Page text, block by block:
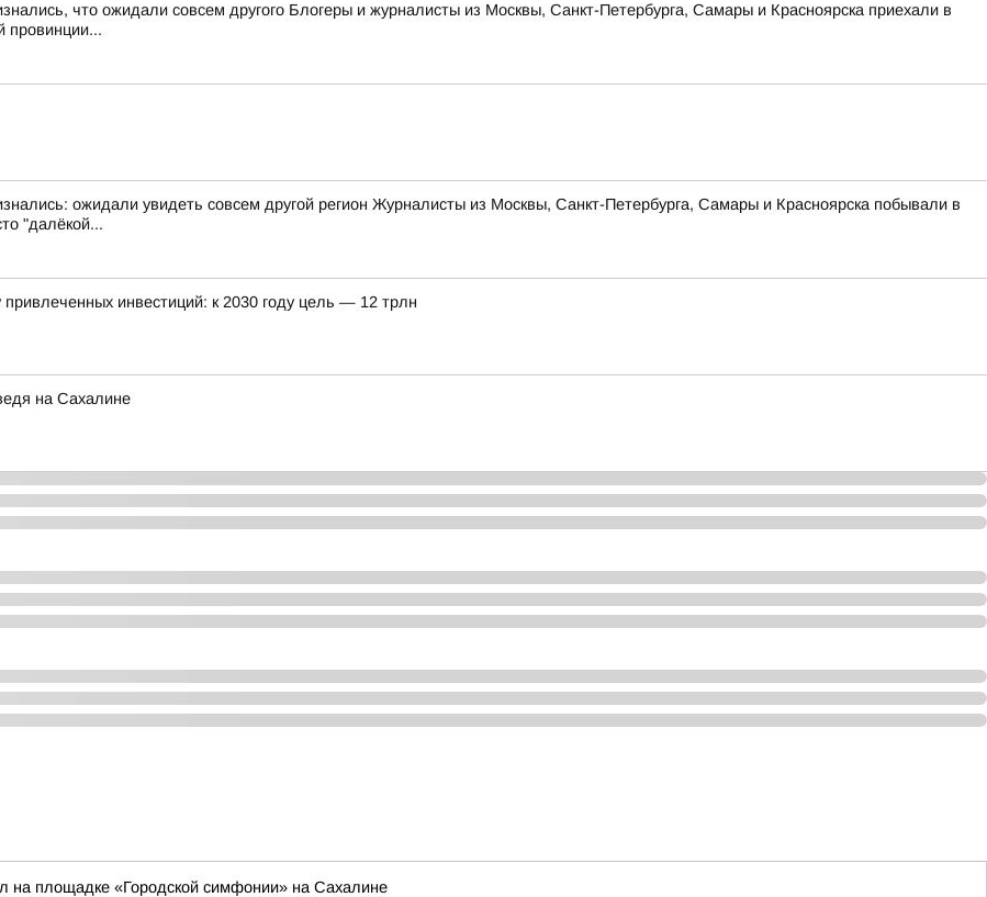
что ожидали совсем другого Блогеры и журналисты из Москвы, Санкт-Петербурга, Самары и Красноярска приехали в
провинции...
ожидали увидеть совсем другой регион Журналисты из Москвы, Санкт-Петербурга, Самары и Красноярска побывали в
"далёкой...
инвестиций: к 2030 году цель — 12 трлн
на Сахалине
на площадке «Городской симфонии» на Сахалине